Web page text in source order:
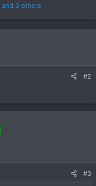
and 3 others
#2
#3